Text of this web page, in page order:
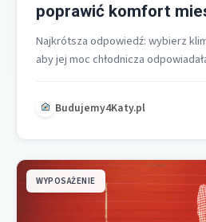
poprawić komfort
Najkrótsza odpowiedź: wybierz
aby jej moc chłodnicza
Budujemy4Katy.pl
WYPOSAŻENIE